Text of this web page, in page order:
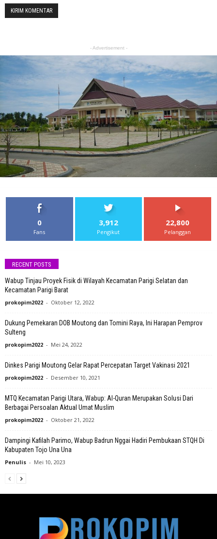
- Advertisement -
0
Fans
3,912
Pengikut
22,800
Pelanggan
RECENT POSTS
Wabup Tinjau Proyek Fisik di Wilayah Kecamatan Parigi Selatan dan
Kecamatan Parigi Barat
prokopim2022 - Oktober 12, 2022
Dukung Pemekaran DOB Moutong dan Tomini Raya, Ini Harapan Pemprov
Sulteng
prokopim2022 - Mei 24, 2022
Dinkes Parigi Moutong Gelar Rapat Percepatan Target Vakinasi 2021
prokopim2022 - Desember 10, 2021
MTQ Kecamatan Parigi Utara, Wabup: Al-Quran Merupakan Solusi Dari
Berbagai Persoalan Aktual Umat Muslim
prokopim2022 - Oktober 21, 2022
Dampingi Kafilah Parimo, Wabup Badrun Nggai Hadiri Pembukaan STQH Di
Kabupaten Tojo Una Una
Penulis - Mei 10, 2023